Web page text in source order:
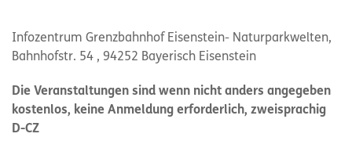
Infozentrum Grenzbahnhof Eisenstein- Naturparkwelten,
Bahnhofstr. 54 , 94252 Bayerisch Eisenstein
Die Veranstaltungen sind wenn nicht anders angegeben
kostenlos, keine Anmeldung erforderlich, zweisprachig
D-CZ